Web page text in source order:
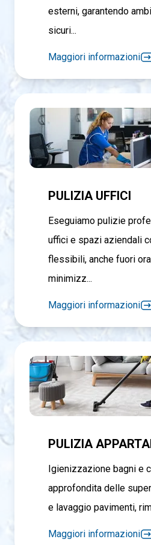
esterni, garantendo
sicuri...
Maggiori informazioni
PULIZIA UFFICI
Eseguiamo pulizie
uffici e spazi aziendali
flessibili, anche fuori
minimizz...
Maggiori informazioni
PULIZIA
Igienizzazione bagni e
approfondita delle
e lavaggio pavimenti,
Maggiori informazioni